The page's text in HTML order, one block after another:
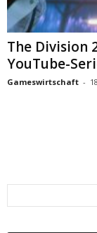
The Division
YouTube-
Gameswirtschaft -